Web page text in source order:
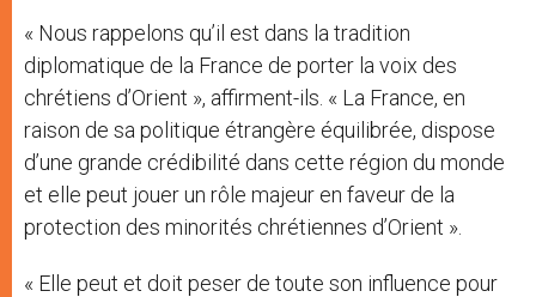
« Nous rappelons qu’il est dans la tradition
diplomatique de la France de porter la voix des
chrétiens d’Orient », affirment-ils. « La France, en
raison de sa politique étrangère équilibrée, dispose
d’une grande crédibilité dans cette région du monde
et elle peut jouer un rôle majeur en faveur de la
protection des minorités chrétiennes d’Orient ».
« Elle peut et doit peser de toute son influence pour